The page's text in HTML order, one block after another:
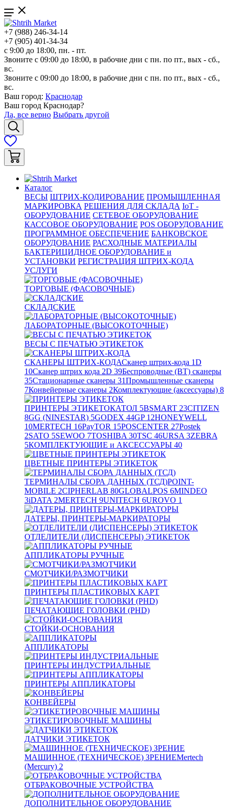
+7 (988) 246-34-14
+7 (905) 401-34-34
с 9:00 до 18:00, пн. - пт.
Звоните с 09:00 до 18:00, в рабочие дни с пн. по пт., вых - сб.,
вс.
Звоните с 09:00 до 18:00, в рабочие дни с пн. по пт., вых - сб.,
вс.
Ваш город: Краснодар
Ваш город Краснодар?
Да, все верно Выбрать другой
Каталог
ВЕСЫ ШТРИХ-КОДИРОВАНИЕ ПРОМЫШЛЕННАЯ
МАРКИРОВКА РЕШЕНИЯ ДЛЯ СКЛАДА IoT -
ОБОРУДОВАНИЕ СЕТЕВОЕ ОБОРУДОВАНИЕ
КАССОВОЕ ОБОРУДОВАНИЕ POS ОБОРУДОВАНИЕ
ПРОГРАММНОЕ ОБЕСПЕЧЕНИЕ БАНКОВСКОЕ
ОБОРУДОВАНИЕ РАСХОДНЫЕ МАТЕРИАЛЫ
БАКТЕРИЦИДНОЕ ОБОРУДОВАНИЕ и
УСТАНОВКИ РЕГИСТРАЦИЯ ШТРИХ-КОДА
УСЛУГИ
ТОРГОВЫЕ (ФАСОВОЧНЫЕ)
СКЛАДСКИЕ
ЛАБОРАТОРНЫЕ (ВЫСОКОТОЧНЫЕ)
ВЕСЫ С ПЕЧАТЬЮ ЭТИКЕТОК
СКАНЕРЫ ШТРИХ-КОДАСканер штрих-кода 1D
10Сканер штрих кода 2D 39Беспроводные (BT) сканеры
35Стационарные сканеры 31Промышленные сканеры
7Конвейерные сканеры 2Комплектующие (аксессуары) 8
ПРИНТЕРЫ ЭТИКЕТОКАТОЛ 5BSMART 23CITIZEN
8GG (NINESTAR) 5GODEX 44GP12HONEYWELL
10MERTECH 16PayTOR 15POSCENTER 27Postek
2SATO 5SEWOO 7TOSHIBA 30TSC 46URSA 3ZEBRA
5КОМПЛЕКТУЮЩИЕ и АКСЕССУАРЫ 40
ЦВЕТНЫЕ ПРИНТЕРЫ ЭТИКЕТОК
ТЕРМИНАЛЫ СБОРА ДАННЫХ (ТСД)POINT-
MOBILE 2CIPHERLAB 80GLOBALPOS 6MINDEO
3iDATA 2MERTECH 9UNITECH 6UROVO 1
ДАТЕРЫ, ПРИНТЕРЫ-МАРКИРАТОРЫ
ОТДЕЛИТЕЛИ (ДИСПЕНСЕРЫ) ЭТИКЕТОК
АППЛИКАТОРЫ РУЧНЫЕ
СМОТЧИКИ/РАЗМОТЧИКИ
ПРИНТЕРЫ ПЛАСТИКОВЫХ КАРТ
ПЕЧАТАЮЩИЕ ГОЛОВКИ (PHD)
СТОЙКИ-ОСНОВАНИЯ
АППЛИКАТОРЫ
ПРИНТЕРЫ ИНДУСТРИАЛЬНЫЕ
ПРИНТЕРЫ АППЛИКАТОРЫ
КОНВЕЙЕРЫ
ЭТИКЕТИРОВОЧНЫЕ МАШИНЫ
ДАТЧИКИ ЭТИКЕТОК
МАШИННОЕ (ТЕХНИЧЕСКОЕ) ЗРЕНИЕMertech
(Mercury) 2
ОТБРАКОВОЧНЫЕ УСТРОЙСТВА
ДОПОЛНИТЕЛЬНОЕ ОБОРУДОВАНИЕ